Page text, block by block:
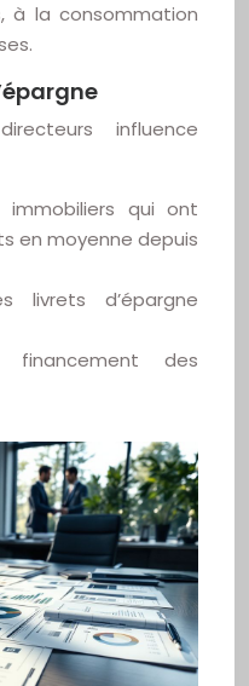
à la consommation
influence
qui ont
en moyenne depuis
livrets d’épargne
des